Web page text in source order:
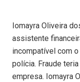
Iomayra Oliveira
assistente
incompatível com
polícia. Fraude
empresa. Iomayra